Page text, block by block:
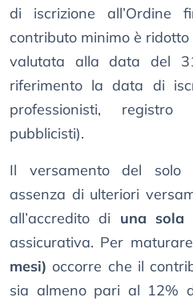
di iscrizione
contributo minimo è ridotto
valutata alla data del
riferimento la data di
professionisti,
pubblicisti).
Il versamento del solo
assenza di ulteriori
all’accredito di una sola
assicurativa. Per maturare
mesi) occorre che il
sia almeno pari al 12%